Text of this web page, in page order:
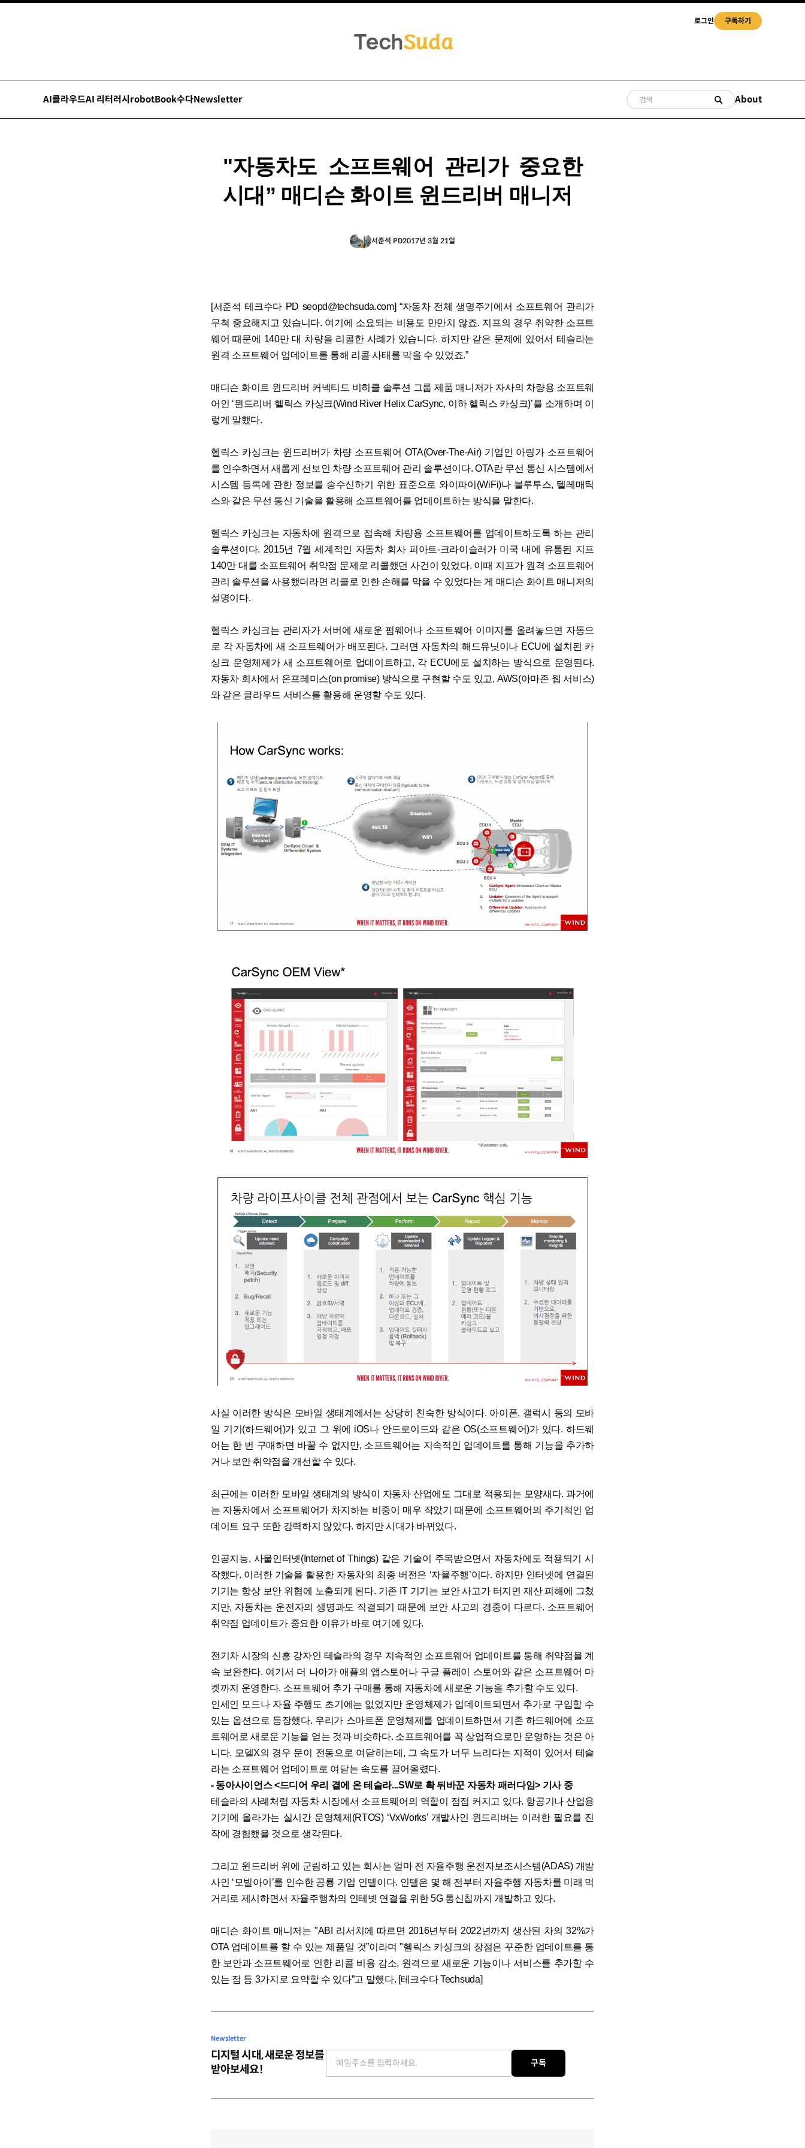
로그인 구독하기
AI클라우드AI 리터러시robotBook수다Newsletter About
"자동차도 소프트웨어 관리가 중요한
시대” 매디슨 화이트 윈드리버 매니저
서준석 PD2017년 3월 21일
[서준석 테크수다 PD seopd@techsuda.com] “자동차 전체 생명주기에서 소프트웨어 관리가
무척 중요해지고 있습니다. 여기에 소요되는 비용도 만만치 않죠. 지프의 경우 취약한 소프트
웨어 때문에 140만 대 차량을 리콜한 사례가 있습니다. 하지만 같은 문제에 있어서 테슬라는
원격 소프트웨어 업데이트를 통해 리콜 사태를 막을 수 있었죠.”
매디슨 화이트 윈드리버 커넥티드 비히클 솔루션 그룹 제품 매니저가 자사의 차량용 소프트웨
어인 ‘윈드리버 헬릭스 카싱크(Wind River Helix CarSync, 이하 헬릭스 카싱크)’를 소개하며 이
렇게 말했다.
헬릭스 카싱크는 윈드리버가 차량 소프트웨어 OTA(Over-The-Air) 기업인 아링가 소프트웨어
를 인수하면서 새롭게 선보인 차량 소프트웨어 관리 솔루션이다. OTA란 무선 통신 시스템에서
시스템 등록에 관한 정보를 송수신하기 위한 표준으로 와이파이(WiFi)나 블루투스, 텔레매틱
스와 같은 무선 통신 기술을 활용해 소프트웨어를 업데이트하는 방식을 말한다.
헬릭스 카싱크는 자동차에 원격으로 접속해 차량용 소프트웨어를 업데이트하도록 하는 관리
솔루션이다. 2015년 7월 세계적인 자동차 회사 피아트-크라이슬러가 미국 내에 유통된 지프
140만 대를 소프트웨어 취약점 문제로 리콜했던 사건이 있었다. 이때 지프가 원격 소프트웨어
관리 솔루션을 사용했더라면 리콜로 인한 손해를 막을 수 있었다는 게 매디슨 화이트 매니저의
설명이다.
헬릭스 카싱크는 관리자가 서버에 새로운 펌웨어나 소프트웨어 이미지를 올려놓으면 자동으
로 각 자동차에 새 소프트웨어가 배포된다. 그러면 자동차의 해드유닛이나 ECU에 설치된 카
싱크 운영체제가 새 소프트웨어로 업데이트하고, 각 ECU에도 설치하는 방식으로 운영된다.
자동차 회사에서 온프레미스(on promise) 방식으로 구현할 수도 있고, AWS(아마존 웹 서비스)
와 같은 클라우드 서비스를 활용해 운영할 수도 있다.
사실 이러한 방식은 모바일 생태계에서는 상당히 친숙한 방식이다. 아이폰, 갤럭시 등의 모바
일 기기(하드웨어)가 있고 그 위에 iOS나 안드로이드와 같은 OS(소프트웨어)가 있다. 하드웨
어는 한 번 구매하면 바꿀 수 없지만, 소프트웨어는 지속적인 업데이트를 통해 기능을 추가하
거나 보안 취약점을 개선할 수 있다.
최근에는 이러한 모바일 생태계의 방식이 자동차 산업에도 그대로 적용되는 모양새다. 과거에
는 자동차에서 소프트웨어가 차지하는 비중이 매우 작았기 때문에 소프트웨어의 주기적인 업
데이트 요구 또한 강력하지 않았다. 하지만 시대가 바뀌었다.
인공지능, 사물인터넷(Internet of Things) 같은 기술이 주목받으면서 자동차에도 적용되기 시
작했다. 이러한 기술을 활용한 자동차의 최종 버전은 ‘자율주행’이다. 하지만 인터넷에 연결된
기기는 항상 보안 위협에 노출되게 된다. 기존 IT 기기는 보안 사고가 터지면 재산 피해에 그쳤
지만, 자동차는 운전자의 생명과도 직결되기 때문에 보안 사고의 경중이 다르다. 소프트웨어
취약점 업데이트가 중요한 이유가 바로 여기에 있다.
전기차 시장의 신흥 강자인 테슬라의 경우 지속적인 소프트웨어 업데이트를 통해 취약점을 계
속 보완한다. 여기서 더 나아가 애플의 앱스토어나 구글 플레이 스토어와 같은 소프트웨어 마
켓까지 운영한다. 소프트웨어 추가 구매를 통해 자동차에 새로운 기능을 추가할 수도 있다.
인세인 모드나 자율 주행도 초기에는 없었지만 운영체제가 업데이트되면서 추가로 구입할 수
있는 옵션으로 등장했다. 우리가 스마트폰 운영체제를 업데이트하면서 기존 하드웨어에 소프
트웨어로 새로운 기능을 얻는 것과 비슷하다. 소프트웨어를 꼭 상업적으로만 운영하는 것은 아
니다. 모델X의 경우 문이 전동으로 여닫히는데, 그 속도가 너무 느리다는 지적이 있어서 테슬
라는 소프트웨어 업데이트로 여닫는 속도를 끌어올렸다.
- 동아사이언스 <드디어 우리 곁에 온 테슬라...SW로 확 뒤바꾼 자동차 패러다임> 기사 중
테슬라의 사례처럼 자동차 시장에서 소프트웨어의 역할이 점점 커지고 있다. 항공기나 산업용
기기에 올라가는 실시간 운영체제(RTOS) ‘VxWorks' 개발사인 윈드리버는 이러한 필요를 진
작에 경험했을 것으로 생각된다.
그리고 윈드리버 위에 군림하고 있는 회사는 얼마 전 자율주행 운전자보조시스템(ADAS) 개발
사인 ‘모빌아이’를 인수한 공룡 기업 인텔이다. 인텔은 몇 해 전부터 자율주행 자동차를 미래 먹
거리로 제시하면서 자율주행차의 인테넷 연결을 위한 5G 통신칩까지 개발하고 있다.
매디슨 화이트 매니저는 "ABI 리서치에 따르면 2016년부터 2022년까지 생산된 차의 32%가
OTA 업데이트를 할 수 있는 제품일 것”이라며 "헬릭스 카싱크의 장점은 꾸준한 업데이트를 통
한 보안과 소프트웨어로 인한 리콜 비용 감소, 원격으로 새로운 기능이나 서비스를 추가할 수
있는 점 등 3가지로 요약할 수 있다”고 말했다. [테크수다 Techsuda]
Newsletter
디지털 시대, 새로운 정보를
받아보세요!
Email address
구독